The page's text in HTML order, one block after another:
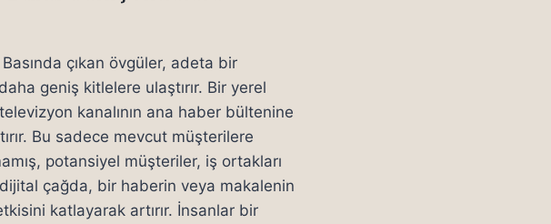
çıkan övgüler, adeta bir
geniş kitlelere ulaştırır. Bir yerel
kanalının ana haber bültenine
Bu sadece mevcut müşterilere
potansiyel müşteriler, iş ortakları
çağda, bir haberin veya makalenin
katlayarak artırır. İnsanlar bir